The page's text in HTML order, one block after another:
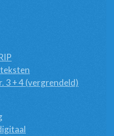
3 + 4 (vergrendeld)